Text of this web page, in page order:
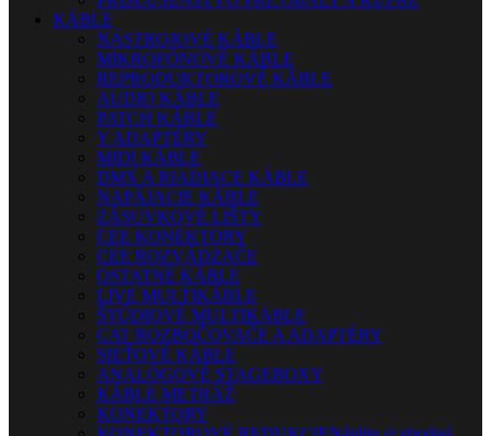
KÁBLE
NÁSTROJOVÉ KÁBLE
MIKROFÓNOVÉ KÁBLE
REPRODUKTOROVÉ KÁBLE
AUDIO KÁBLE
PATCH KÁBLE
Y ADAPTÉRY
MIDI KÁBLE
DMX A RIADIACE KÁBLE
NAPÁJACIE KÁBLE
ZÁSUVKOVÉ LIŠTY
CEE KONEKTORY
CEE ROZVÁDZAČE
OSTATNÉ KÁBLE
LIVE MULTIKÁBLE
ŠTÚDIOVÉ MULTIKÁBLE
CAT ROZBOČOVAČE A ADAPTÉRY
SIEŤOVÉ KÁBLE
ANALÓGOVÉ STAGEBOXY
KÁBLE METRÁŽ
KONEKTORY